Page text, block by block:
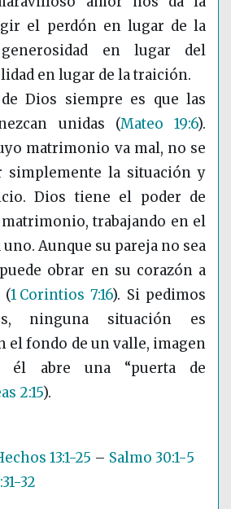
el perdón en lugar de la
en lugar del
en lugar de la traición.
Dios siempre es que las
unidas (Mateo 19:6).
matrimonio va mal, no se
simplemente la situación y
Dios tiene el poder de
trabajando en el
uno. Aunque su pareja no sea
obrar en su corazón a
(1 Corintios 7:16). Si pedimos
ninguna situación es
el fondo de un valle, imagen
él abre una “puerta de
2:15).
13:1-25 – Salmo 30:1-5
32